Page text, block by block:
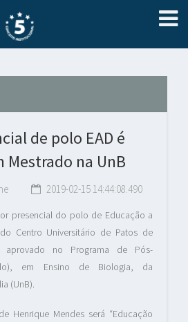
de polo EAD é
Mestrado na UnB
2019-02-15 14:44:08.490
presencial do polo de Educação a
Centro Universitário de Patos de
aprovado no Programa de Pós-
em Ensino de Biologia, da
(UnB).
Henrique Mendes será “Educação